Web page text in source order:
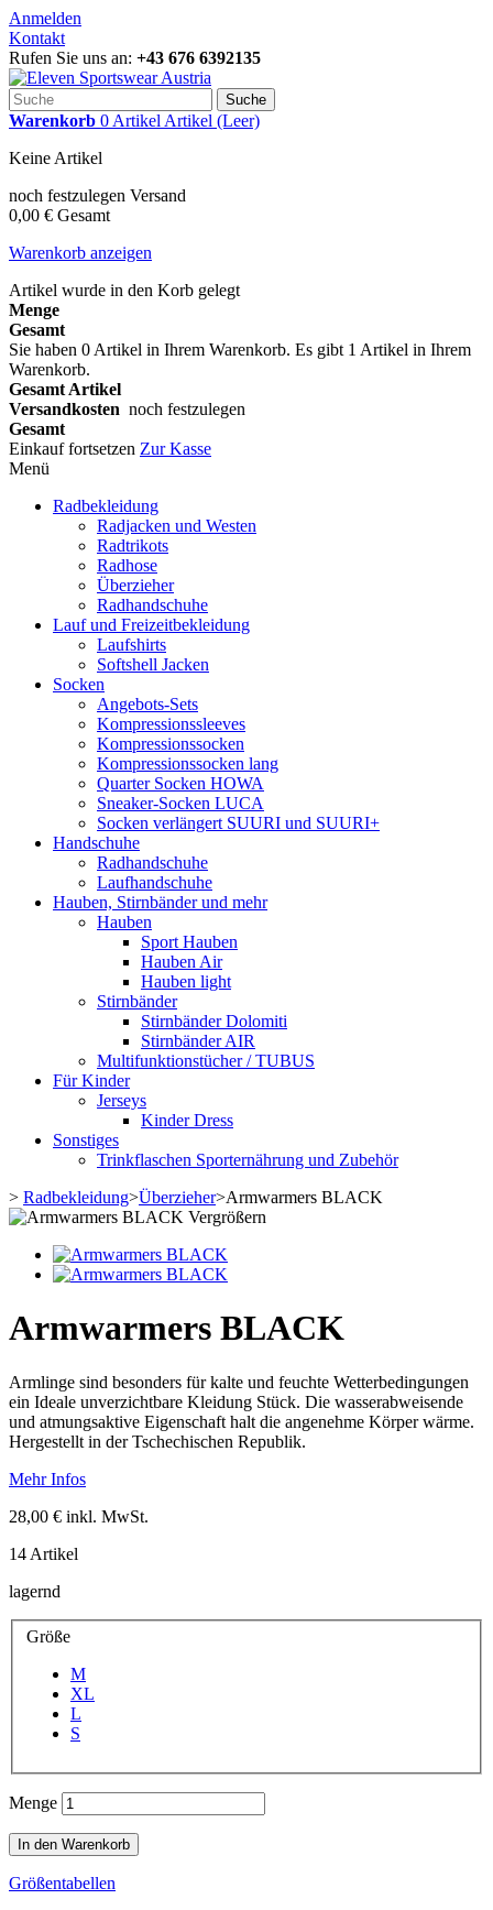
Anmelden
Kontakt
Rufen Sie uns an: +43 676 6392135
Suche
Warenkorb 0 Artikel Artikel (Leer)
Keine Artikel
noch festzulegen Versand
0,00 € Gesamt
Warenkorb anzeigen
Artikel wurde in den Korb gelegt
Menge
Gesamt
Sie haben 0 Artikel in Ihrem Warenkorb. Es gibt 1 Artikel in Ihrem
Warenkorb.
Gesamt Artikel
Versandkosten noch festzulegen
Gesamt
Einkauf fortsetzen Zur Kasse
Menü
Radbekleidung
Radjacken und Westen
Radtrikots
Radhose
Überzieher
Radhandschuhe
Lauf und Freizeitbekleidung
Laufshirts
Softshell Jacken
Socken
Angebots-Sets
Kompressionssleeves
Kompressionssocken
Kompressionssocken lang
Quarter Socken HOWA
Sneaker-Socken LUCA
Socken verlängert SUURI und SUURI+
Handschuhe
Radhandschuhe
Laufhandschuhe
Hauben, Stirnbänder und mehr
Hauben
Sport Hauben
Hauben Air
Hauben light
Stirnbänder
Stirnbänder Dolomiti
Stirnbänder AIR
Multifunktionstücher / TUBUS
Für Kinder
Jerseys
Kinder Dress
Sonstiges
Trinkflaschen Sporternährung und Zubehör
> Radbekleidung>Überzieher>Armwarmers BLACK
Vergrößern
Armwarmers BLACK
Armlinge sind besonders für kalte und feuchte Wetterbedingungen
ein Ideale unverzichtbare Kleidung Stück. Die wasserabweisende
und atmungsaktive Eigenschaft halt die angenehme Körper wärme.
Hergestellt in der Tschechischen Republik.
Mehr Infos
28,00 € inkl. MwSt.
14 Artikel
lagernd
Größe
M
XL
L
S
Menge
In den Warenkorb
Größentabellen